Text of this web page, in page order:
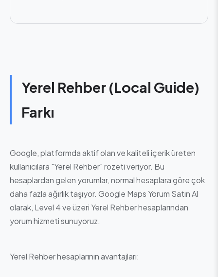
Yerel Rehber (Local Guide)
Farkı
Google, platformda aktif olan ve kaliteli içerik üreten
kullanıcılara "Yerel Rehber" rozeti veriyor. Bu
hesaplardan gelen yorumlar, normal hesaplara göre çok
daha fazla ağırlık taşıyor. Google Maps Yorum Satın Al
olarak, Level 4 ve üzeri Yerel Rehber hesaplarından
yorum hizmeti sunuyoruz.
Yerel Rehber hesaplarının avantajları: